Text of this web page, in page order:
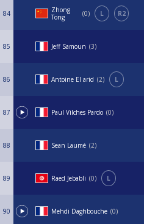
84
Zhong
Tong
0 L R2
85 Jeff Samoun 3
86 Antoine El arid 2 L
87 Paul Vilches Pardo 0
88 Sean Laumé 2
89 Raed Jebabli 0 L
90 Mehdi Daghbouche 0